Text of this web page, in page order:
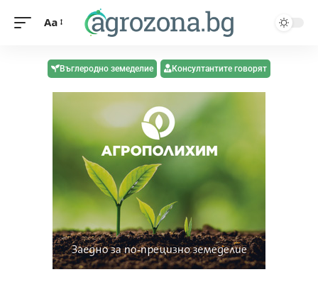
Aa
Въглеродно земеделие Консултантите говорят